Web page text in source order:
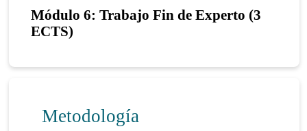
Módulo 6: Trabajo Fin de Experto (3
ECTS)
Metodología